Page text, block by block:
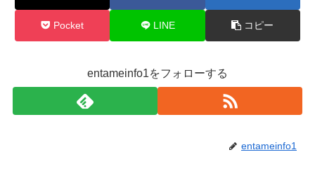
Pocket LINE コピー
entameinfo1をフォローする
entameinfo1